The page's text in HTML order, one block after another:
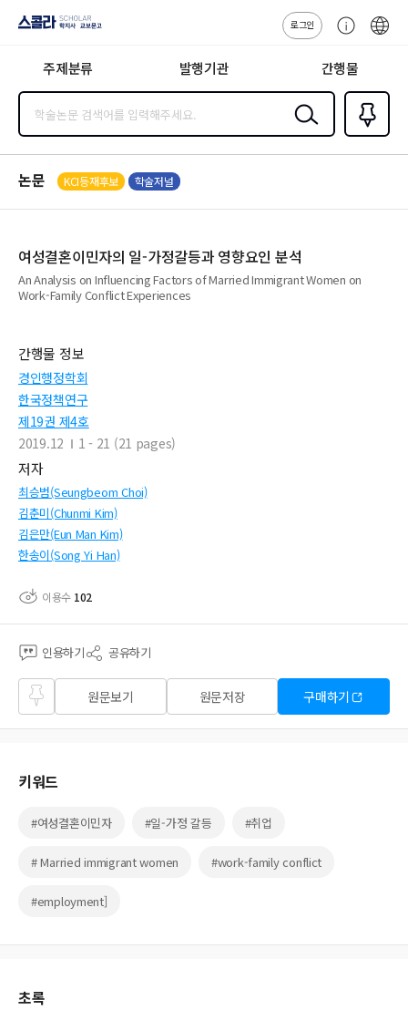
지사·교보문고
로그인
센
주제분류 발행기관 간행물
검색
즐겨찾
기0
논문 KCI등재후보 학술저널
여성결혼이민자의 일-가정갈등과 영향요인 분석
An Analysis on Influencing Factors of Married Immigrant Women on
Work-Family Conflict Experiences
간행물 정보
경인행정학회
한국정책연구
제19권 제4호
2019.12
1 - 21 (21 pages)
저자
최승범(Seungbeom Choi)
김춘미(Chunmi Kim)
김은만(Eun Man Kim)
한송이(Song Yi Han)
이용수 102
인용하기 공유하기
즐겨
찾기
원문보기 원문저장 구매하기
키워드
#여성결혼이민자 #일-가정 갈등 #취업
# Married immigrant women #work-family conflict
#employment]
초록